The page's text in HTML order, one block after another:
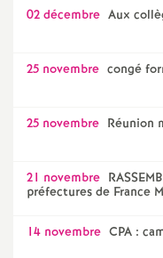
02 décembre Aux
25 novembre congé
25 novembre Réunion
21 novembre
préfectures de France
14 novembre CPA :